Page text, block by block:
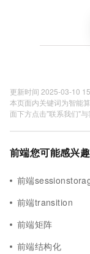
更新时间 2025-03-10
本页面内关键词为智能
面下方点击"联系我们"与
前端您可能感兴趣
前端
前端transition
前端矩阵
前端结构化